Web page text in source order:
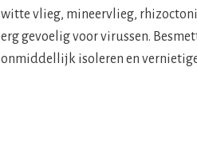
witte vlieg, mineervlieg,
erg gevoelig voor virussen.
onmiddellijk isoleren en